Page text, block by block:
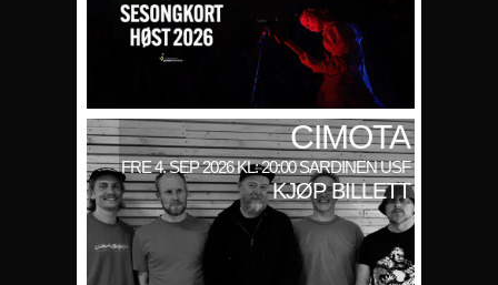
CIMOTA
FRE 4. SEP 2026 KL: 20:00 SARDINEN USF
KJØP BILLETT